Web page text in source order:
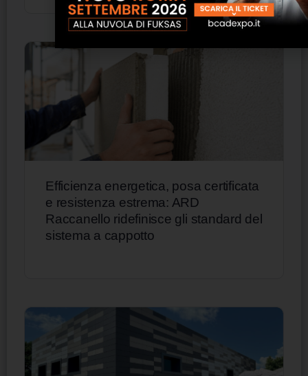
Efficienza energetica, posa certificata
e resistenza estrema: ARD
Raccanello ridefinisce gli standard del
sistema a cappotto